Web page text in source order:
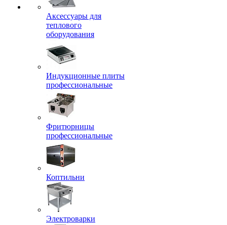
Аксессуары для
теплового
оборудования
Индукционные плиты
профессиональные
Фритюрницы
профессиональные
Коптильни
Электроварки